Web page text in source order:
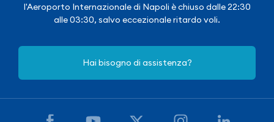
l'Aeroporto Internazionale di Napoli è chiuso dalle 22:30
alle 03:30, salvo eccezionale ritardo voli.
Hai bisogno di assistenza?